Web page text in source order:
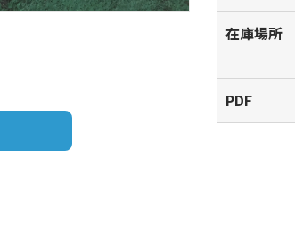
在庫場所
PDF